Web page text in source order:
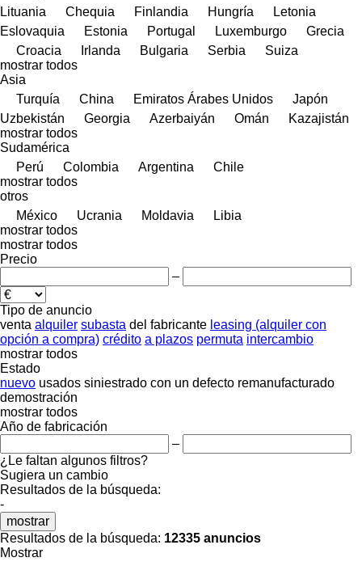
Lituania
Chequia Finlandia Hungría
Letonia
Eslovaquia
Estonia Portugal Luxemburgo
Grecia
Croacia
Irlanda Bulgaria Serbia
Suiza
mostrar todos
Asia
Turquía
China Emiratos Árabes Unidos
Japón
Uzbekistán
Georgia Azerbaiyán Omán
Kazajistán
mostrar todos
Sudamérica
Perú
Colombia Argentina
Chile
mostrar todos
otros
México
Ucrania Moldavia
Libia
mostrar todos
mostrar todos
Precio
–
Tipo de anuncio
venta alquiler subasta del fabricante leasing (alquiler con
opción a compra) crédito a plazos permuta intercambio
mostrar todos
Estado
nuevo usados siniestrado con un defecto remanufacturado
demostración
mostrar todos
Año de fabricación
–
¿Le faltan algunos filtros?
Sugiera un cambio
Resultados de la búsqueda:
-
mostrar
Resultados de la búsqueda: 12335 anuncios
Mostrar